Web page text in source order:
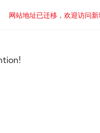
网站地址已迁移，欢迎访问